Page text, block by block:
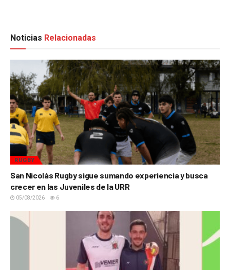
Noticias Relacionadas
RUGBY
San Nicolás Rugby sigue sumando experiencia y busca
crecer en las Juveniles de la URR
05/08/2026 6